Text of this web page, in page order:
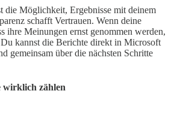
die Möglichkeit, Ergebnisse mit deinem
schafft Vertrauen. Wenn deine
ihre Meinungen ernst genommen werden,
kannst die Berichte direkt in Microsoft
gemeinsam über die nächsten Schritte
wirklich zählen